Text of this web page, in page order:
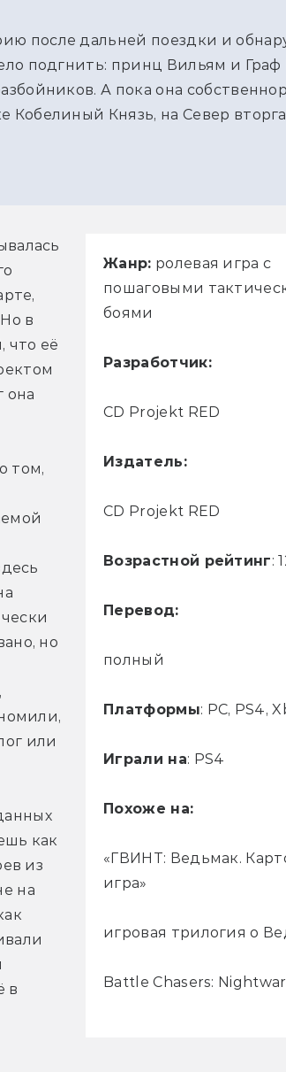
после дальней поездки и
подгнить: принц Вильям и Граф
А пока она
Кобелиный Князь, на Север
Жанр: ролевая игра с
пошаговыми
боями
Разработчик:
CD Projekt RED
Издатель:
CD Projekt RED
Возрастной рейтинг:
Перевод:
полный
Платформы: PC, PS4,
Играли на: PS4
Похоже на:
«ГВИНТ: Ведьмак.
игра»
игровая трилогия о
Battle Chasers: Nightwar
в
что её
она
том,
но
или
как
из
на
в